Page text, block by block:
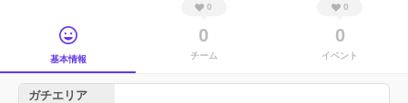
基本情報
0
0
チーム
0
0
イベント
ガチエリア